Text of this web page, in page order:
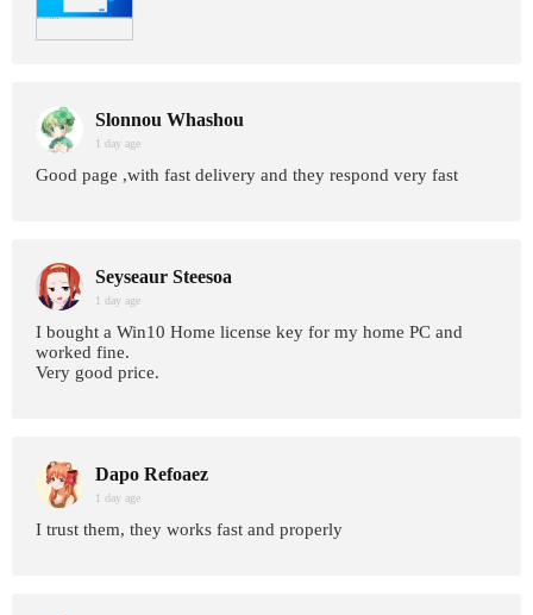
Slonnou Whashou
1 day age
Good page ,with fast delivery and they respond very fast
Seyseaur Steesoa
1 day age
I bought a Win10 Home license key for my home PC and
worked fine.
Very good price.
Dapo Refoaez
1 day age
I trust them, they works fast and properly